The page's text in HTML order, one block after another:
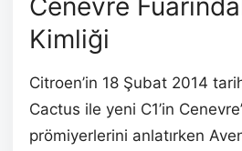
Kimliği
Citroen’in 18 Şubat 2014
Cactus ile yeni C1’in
prömiyerlerini anlatırken